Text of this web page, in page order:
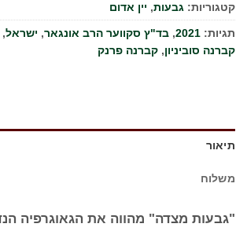
קטגוריות:גבעות,יין אדום
תגיות:2021
,בד"ץ סקווער הרב אונגאר,ישראל,
קברנה סוביניון,קברנה פרנק
תיאור
משלוח
"גבעות מצדה" מהווה את הגאוגרפיה